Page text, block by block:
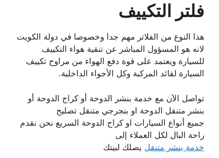
فلتر التكييف
هذا النوع من الفلاتر مهم جدا وخصوصا في دولة الكويت
لانه هو المسؤول المباشر عن تنقية هواء التكييف
للسيارة ويعتمد على قوة دفع الهواء من مراوح تكييف
السيارة لقائد المركبة وكل الأجواء الداخلية.
تواصل الآن مع خدمة بنشر الدوحة أو كراج الدوحة أو
بنشر متنقل الدوحة او بنجرجي متنقل تصليح
جميع أنواع السيارات او كراج الدوحة السريع نحن نقدم
راحة البال لكل العملاء إلى
خدمة بنشر متنقل يصلك لبيتك